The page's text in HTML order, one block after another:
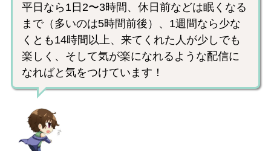
平日なら1日2〜3時間、休日前などは眠くなる
まで（多いのは5時間前後）、1週間なら少な
くとも14時間以上、来てくれた人が少しでも
楽しく、そして気が楽になれるような配信に
なればと気をつけています！